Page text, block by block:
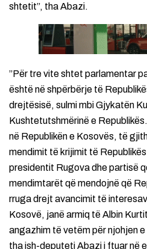
shtetit”, tha Abazi.
”Për tre vite shtet parlamentar
është në shpërbërje të
drejtësisë, sulmi mbi Gjykatën
Kushtetutshmërinë e
në Republikën e Kosovës, të
mendimit të krijimit të
presidentit Rugova dhe partisë
mendimtarët që mendojnë që
rruga drejt avancimit të
Kosovë, janë armiq të Albin
angazhim të vetëm për njohjen
tha ish-deputeti Abazi i ftuar në